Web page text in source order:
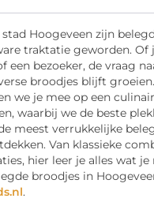
Hoogeveen zijn
traktatie geworden. Of
een bezoeker, de vraag
broodjes blijft
we je mee op een
waarbij we de beste
meest verrukkelijke
Van klassieke
hier leer je alles wat je
broodjes in
.